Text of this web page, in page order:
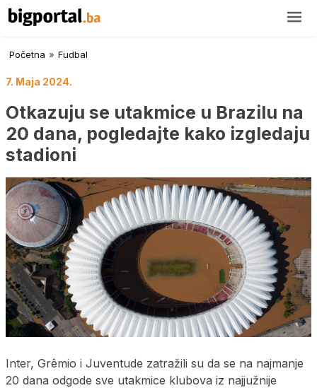
Početna » Fudbal
7. Maja 2024.
Otkazuju se utakmice u Brazilu na
20 dana, pogledajte kako izgledaju
stadioni
Inter, Grêmio i Juventude zatražili su da se na najmanje
20 dana odgode sve utakmice klubova iz najjužnije